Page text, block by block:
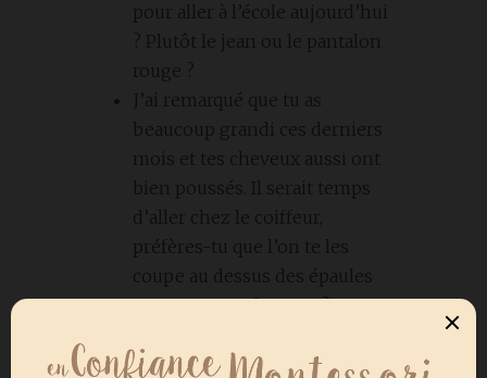
pour aller à l’école aujourd’hui
? Plutôt le jean ou le pantalon
rouge ?
J’ai remarqué que tu as
beaucoup grandi ces derniers
mois et tes cheveux aussi ont
bien poussés. Il serait temps
d’aller chez le coiffeur,
préfères-tu que l’on te les
coupe au dessus des épaules
ou un peu en dessous ?
douche ou un petit bain ?